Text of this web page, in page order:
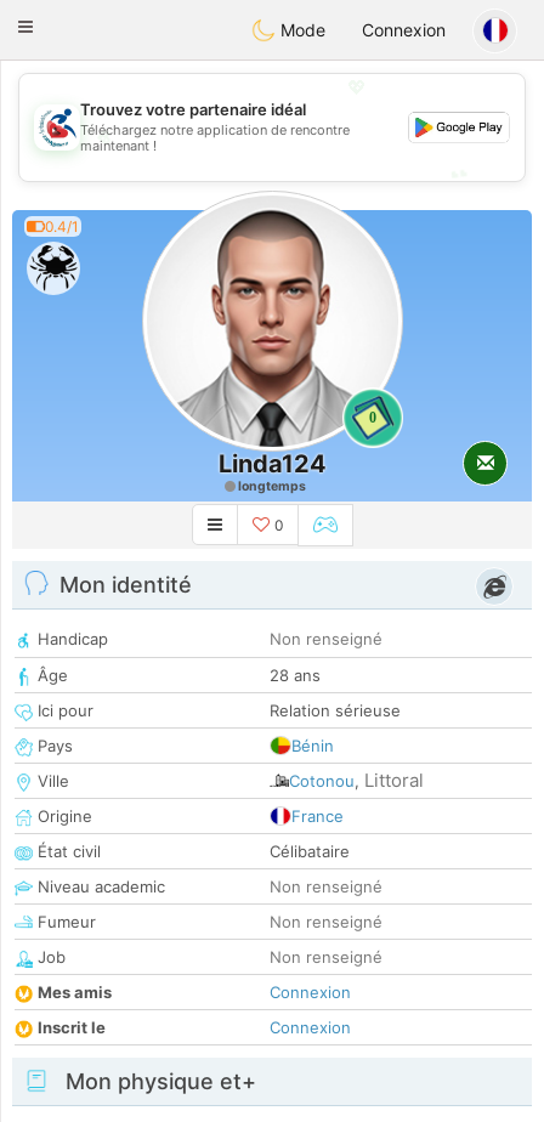
Handi Space
Toggle
Mode Connexion
💖
💕
Trouvez votre partenaire idéal
Téléchargez notre application de rencontre
maintenant !
0.4/1
0
Linda124
longtemps
0
Mon identité
Handicap
Non renseigné
Âge
28 ans
Ici pour
Relation sérieuse
Pays
Bénin
Ville
Cotonou, Littoral
Origine
France
État civil
Célibataire
Niveau academic
Non renseigné
Fumeur
Non renseigné
Job
Non renseigné
Mes amis
Connexion
Inscrit le
Connexion
Mon physique et+